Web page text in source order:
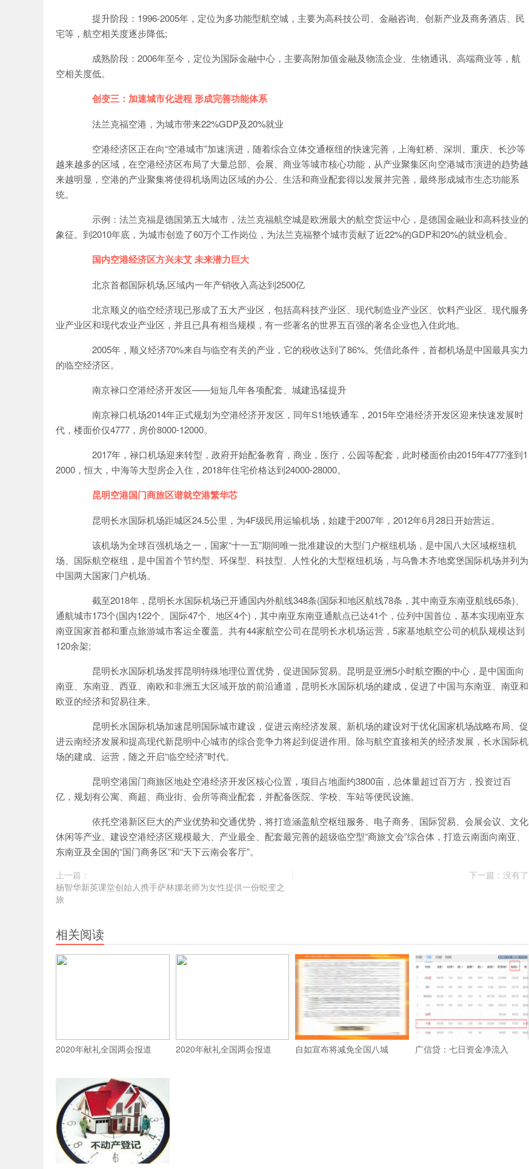
提升阶段：1996-2005年，定位为多功能型航空城，主要为高科技公司、金融咨询、创新产业及商务酒店、民
宅等，航空相关度逐步降低;
成熟阶段：2006年至今，定位为国际金融中心，主要高附加值金融及物流企业、生物通讯、高端商业等，航
空相关度低。
创变三：加速城市化进程 形成完善功能体系
法兰克福空港，为城市带来22%GDP及20%就业
空港经济区正在向“空港城市”加速演进，随着综合立体交通枢纽的快速完善，上海虹桥、深圳、重庆、长沙等
越来越多的区域，在空港经济区布局了大量总部、会展、商业等城市核心功能，从产业聚集区向空港城市演进的趋势越
来越明显，空港的产业聚集将使得机场周边区域的办公、生活和商业配套得以发展并完善，最终形成城市生态功能系
统。
示例：法兰克福是德国第五大城市，法兰克福航空城是欧洲最大的航空货运中心，是德国金融业和高科技业的
象征。到2010年底，为城市创造了60万个工作岗位，为法兰克福整个城市贡献了近22%的GDP和20%的就业机会。
国内空港经济区方兴未艾 未来潜力巨大
北京首都国际机场,区域内一年产销收入高达到2500亿
北京顺义的临空经济现已形成了五大产业区，包括高科技产业区、现代制造业产业区、饮料产业区、现代服务
业产业区和现代农业产业区，并且已具有相当规模，有一些著名的世界五百强的著名企业也入住此地。
2005年，顺义经济70%来自与临空有关的产业，它的税收达到了86%。凭借此条件，首都机场是中国最具实力
的临空经济区。
南京禄口空港经济开发区——短短几年各项配套、城建迅猛提升
南京禄口机场2014年正式规划为空港经济开发区，同年S1地铁通车，2015年空港经济开发区迎来快速发展时
代，楼面价仅4777，房价8000-12000。
2017年，禄口机场迎来转型，政府开始配备教育，商业，医疗，公园等配套，此时楼面价由2015年4777涨到1
2000，恒大，中海等大型房企入住，2018年住宅价格达到24000-28000。
昆明空港国门商旅区谱就空港繁华芯
昆明长水国际机场距城区24.5公里，为4F级民用运输机场，始建于2007年，2012年6月28日开始营运。
该机场为全球百强机场之一，国家“十一五”期间唯一批准建设的大型门户枢纽机场，是中国八大区域枢纽机
场、国际航空枢纽，是中国首个节约型、环保型、科技型、人性化的大型枢纽机场，与乌鲁木齐地窝堡国际机场并列为
中国两大国家门户机场。
截至2018年，昆明长水国际机场已开通国内外航线348条(国际和地区航线78条，其中南亚东南亚航线65条)、
通航城市173个(国内122个、国际47个、地区4个)，其中南亚东南亚通航点已达41个，位列中国首位，基本实现南亚东
南亚国家首都和重点旅游城市客运全覆盖。共有44家航空公司在昆明长水机场运营，5家基地航空公司的机队规模达到
120余架;
昆明长水国际机场发挥昆明特殊地理位置优势，促进国际贸易。昆明是亚洲5小时航空圈的中心，是中国面向
南亚、东南亚、西亚、南欧和非洲五大区域开放的前沿通道，昆明长水国际机场的建成，促进了中国与东南亚、南亚和
欧亚的经济和贸易往来。
昆明长水国际机场加速昆明国际城市建设，促进云南经济发展。新机场的建设对于优化国家机场战略布局、促
进云南经济发展和提高现代新昆明中心城市的综合竞争力将起到促进作用。除与航空直接相关的经济发展，长水国际机
场的建成、运营，随之开启“临空经济”时代。
昆明空港国门商旅区地处空港经济开发区核心位置，项目占地面约3800亩，总体量超过百万方，投资过百
亿，规划有公寓、商超、商业街、会所等商业配套，并配备医院、学校、车站等便民设施。
依托空港新区巨大的产业优势和交通优势，将打造涵盖航空枢纽服务、电子商务、国际贸易、会展会议、文化
休闲等产业。建设空港经济区规模最大、产业最全、配套最完善的超级临空型“商旅文会”综合体，打造云南面向南亚、
东南亚及全国的“国门商务区”和“天下云南会客厅”。
上一篇：
杨智华新英课堂创始人携手萨林娜老师为女性提供一份蜕变之
旅
下一篇：没有了
相关阅读
2020年献礼全国两会报道 2020年献礼全国两会报道 自如宣布将减免全国八城 广信贷：七日资金净流入